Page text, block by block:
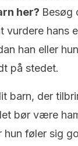
her? Besøg
vurdere hans
han eller
på stedet.
barn, der
bør være
hun føler sig